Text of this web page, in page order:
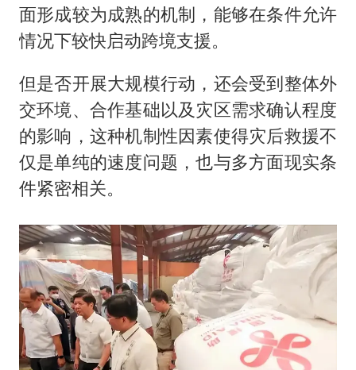
面形成较为成熟的机制，能够在条件允许
情况下较快启动跨境支援。
但是否开展大规模行动，还会受到整体外
交环境、合作基础以及灾区需求确认程度
的影响，这种机制性因素使得灾后救援不
仅是单纯的速度问题，也与多方面现实条
件紧密相关。